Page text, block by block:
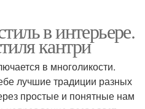
в интерьере.
кантри
в многоликости.
лучшие традиции разных
простые и понятные нам